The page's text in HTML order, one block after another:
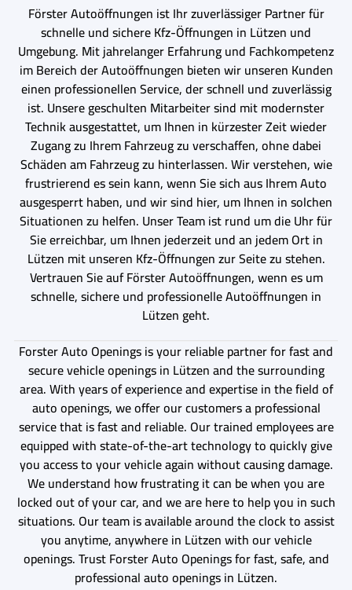
Förster Autoöffnungen ist Ihr zuverlässiger Partner für
schnelle und sichere Kfz-Öffnungen in Lützen und
Umgebung. Mit jahrelanger Erfahrung und Fachkompetenz
im Bereich der Autoöffnungen bieten wir unseren Kunden
einen professionellen Service, der schnell und zuverlässig
ist. Unsere geschulten Mitarbeiter sind mit modernster
Technik ausgestattet, um Ihnen in kürzester Zeit wieder
Zugang zu Ihrem Fahrzeug zu verschaffen, ohne dabei
Schäden am Fahrzeug zu hinterlassen. Wir verstehen, wie
frustrierend es sein kann, wenn Sie sich aus Ihrem Auto
ausgesperrt haben, und wir sind hier, um Ihnen in solchen
Situationen zu helfen. Unser Team ist rund um die Uhr für
Sie erreichbar, um Ihnen jederzeit und an jedem Ort in
Lützen mit unseren Kfz-Öffnungen zur Seite zu stehen.
Vertrauen Sie auf Förster Autoöffnungen, wenn es um
schnelle, sichere und professionelle Autoöffnungen in
Lützen geht.
Forster Auto Openings is your reliable partner for fast and
secure vehicle openings in Lützen and the surrounding
area. With years of experience and expertise in the field of
auto openings, we offer our customers a professional
service that is fast and reliable. Our trained employees are
equipped with state-of-the-art technology to quickly give
you access to your vehicle again without causing damage.
We understand how frustrating it can be when you are
locked out of your car, and we are here to help you in such
situations. Our team is available around the clock to assist
you anytime, anywhere in Lützen with our vehicle
openings. Trust Forster Auto Openings for fast, safe, and
professional auto openings in Lützen.